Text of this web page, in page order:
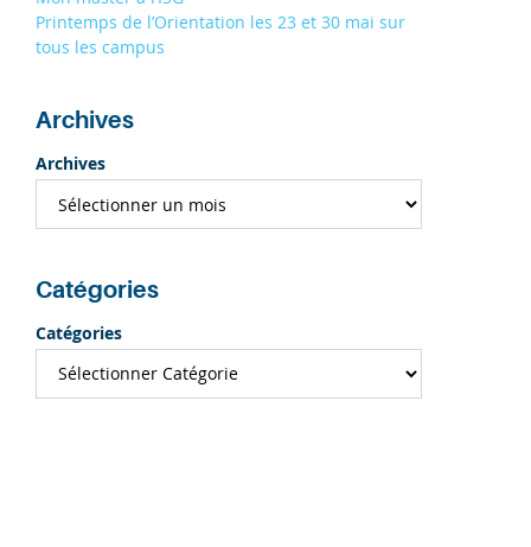
Printemps de l’Orientation les 23 et 30 mai sur
tous les campus
Archives
Archives
Catégories
Catégories